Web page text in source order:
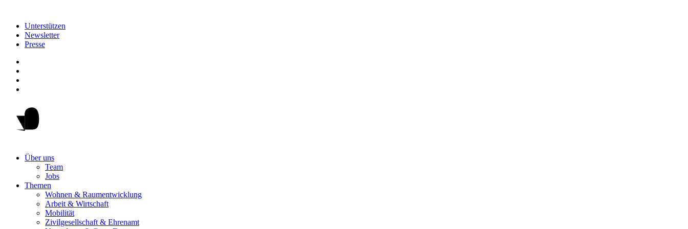
Unterstützen
Newsletter
Presse
Über uns
Team
Jobs
Themen
Wohnen & Raumentwicklung
Arbeit & Wirtschaft
Mobilität
Zivilgesellschaft & Ehrenamt